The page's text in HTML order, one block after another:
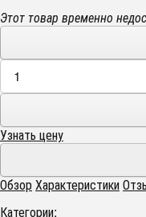
Этот товар временно
Узнать цену
ОбзорХарактеристики
Категории: